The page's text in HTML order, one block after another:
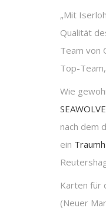
„Mit
Qualität
Team von
Top-
Wie
nach dem
ein
Karten für
(Neuer